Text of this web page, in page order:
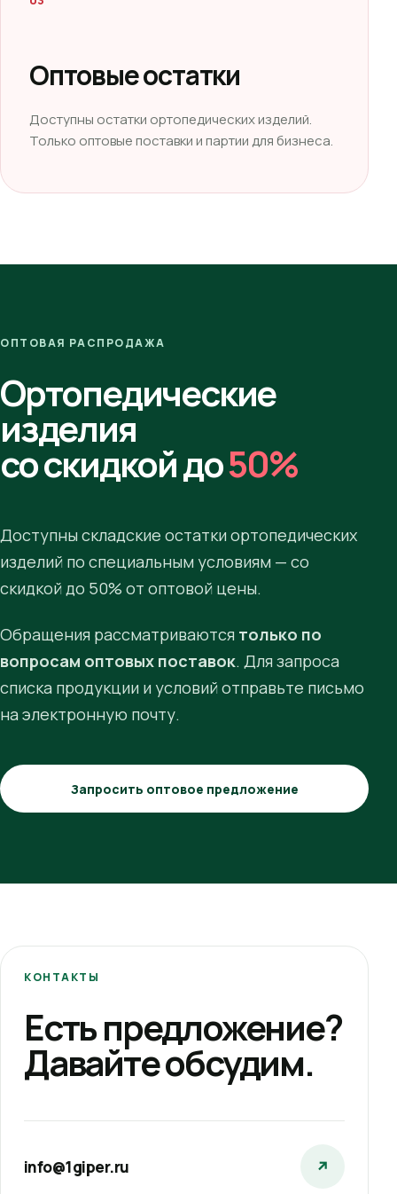
Оптовые остатки
Доступны остатки ортопедических изделий.
Только оптовые поставки и партии для бизнеса.
ОПТОВАЯ РАСПРОДАЖА
Ортопедические
изделия
со скидкой до50%
Доступны складские остатки ортопедических
изделий по специальным условиям — со
скидкой до 50% от оптовой цены.
Обращения рассматриваются только по
вопросам оптовых поставок. Для запроса
списка продукции и условий отправьте письмо
на электронную почту.
Запросить оптовое предложение
КОНТАКТЫ
Есть предложение?
Давайте обсудим.
info@1giper.ru ↗